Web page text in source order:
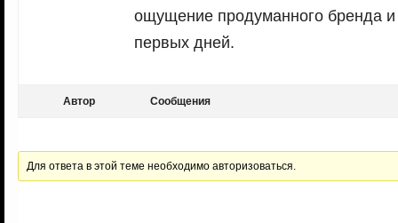
ощущение продуманного бренда и
первых дней.
Автор Сообщения
Для ответа в этой теме необходимо авторизоваться.